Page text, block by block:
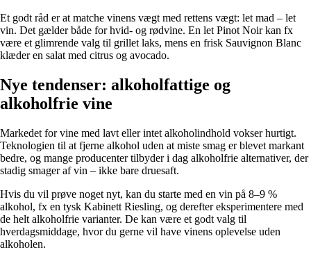
Et godt råd er at matche vinens vægt med rettens vægt: let mad – let
vin. Det gælder både for hvid- og rødvine. En let Pinot Noir kan fx
være et glimrende valg til grillet laks, mens en frisk Sauvignon Blanc
klæder en salat med citrus og avocado.
Nye tendenser: alkoholfattige og
alkoholfrie vine
Markedet for vine med lavt eller intet alkoholindhold vokser hurtigt.
Teknologien til at fjerne alkohol uden at miste smag er blevet markant
bedre, og mange producenter tilbyder i dag alkoholfrie alternativer, der
stadig smager af vin – ikke bare druesaft.
Hvis du vil prøve noget nyt, kan du starte med en vin på 8–9 %
alkohol, fx en tysk Kabinett Riesling, og derefter eksperimentere med
de helt alkoholfrie varianter. De kan være et godt valg til
hverdagsmiddage, hvor du gerne vil have vinens oplevelse uden
alkoholen.